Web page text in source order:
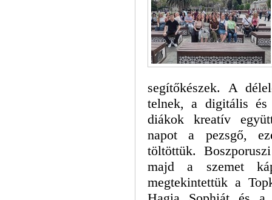
segítőkészek. A
telnek, a digitális
diákok kreatív
napot a pezsgő,
töltöttük.
majd a szemet
megtekintettük a